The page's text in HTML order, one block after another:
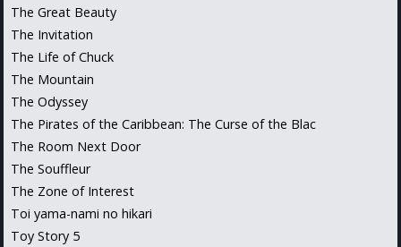
The Great Beauty
The Invitation
The Life of Chuck
The Mountain
The Odyssey
The Pirates of the Caribbean: The Curse of the Blac
The Room Next Door
The Souffleur
The Zone of Interest
Toi yama-nami no hikari
Toy Story 5